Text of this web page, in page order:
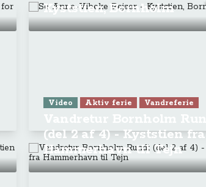
Kyststien, Bornholm
Video Aktiv ferie Vandreferie
(del 2 af 4) - Kyststien fra
Hammerhavn til Tejn